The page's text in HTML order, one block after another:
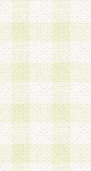
4.会員は、
合は、速
5.当社は、
手段によ
の内容が正
うことがで
6.会員は、
して、当社
該期間内に
発行した